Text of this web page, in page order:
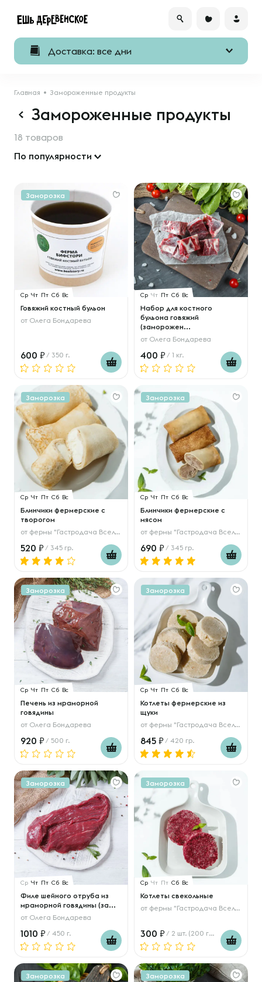
Доставка: все дни
Главная Замороженные продукты
Замороженные продукты
18 товаров
По популярности
Заморозка
Ср Чт Пт Сб Вс
Говяжий костный бульон
от Олега Бондарева
600 / 350 г.
Ср Чт Пт Сб Вс
Набор для костного
бульона говяжий
(заморожен...
от Олега Бондарева
400 / 1 кг.
Заморозка
Ср Чт Пт Сб Вс
Блинчики фермерские с
творогом
от фермы "Гастродача Вселуг"
520 / 345 гр.
Заморозка
Ср Чт Пт Сб Вс
Блинчики фермерские с
мясом
от фермы "Гастродача Вселуг"
690 / 345 гр.
Заморозка
Ср Чт Пт Сб Вс
Печень из мраморной
говядины
от Олега Бондарева
920 / 500 г.
Заморозка
Ср Чт Пт Сб Вс
Котлеты фермерские из
щуки
от фермы "Гастродача Вселуг"
845 / 420 гр.
Заморозка
Ср Чт Пт Сб Вс
Филе шейного отруба из
мраморной говядины (за...
от Олега Бондарева
1010 / 450 г.
Заморозка
Ср Чт Пт Сб Вс
Котлеты свекольные
от фермы "Гастродача Вселуг"
300 / 2 шт. (200 гр.)
Заморозка Заморозка